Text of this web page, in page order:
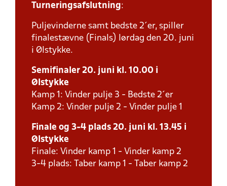
Turneringsafslutning:
Puljevinderne samt bedste 2´er, spiller
finalestævne (Finals) lørdag den 20. juni
i Ølstykke.
Semifinaler 20. juni kl. 10.00 i
Ølstykke
Kamp 1: Vinder pulje 3 - Bedste 2´er
Kamp 2: Vinder pulje 2 - Vinder pulje 1
Finale og 3-4 plads 20. juni kl. 13.45 i
Ølstykke
Finale: Vinder kamp 1 - Vinder kamp 2
3-4 plads: Taber kamp 1 - Taber kamp 2